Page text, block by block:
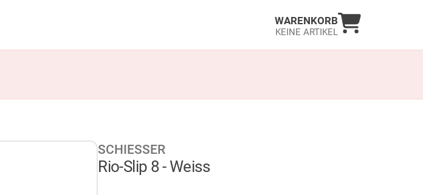
WARENKORB
KEINE ARTIKEL
Warenkorb
SCHIESSER
Rio-Slip 8 - Weiss